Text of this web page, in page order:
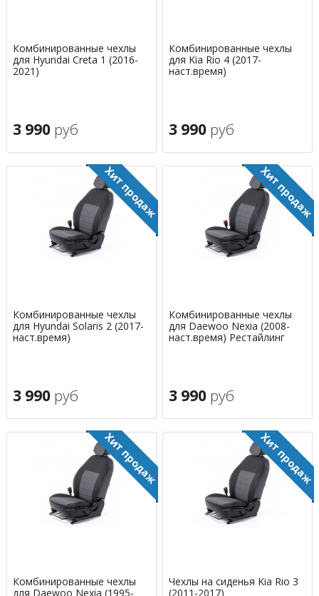
Комбинированные чехлы
для Hyundai Creta 1 (2016-
2021)
3 990 руб
Комбинированные чехлы
для Kia Rio 4 (2017-
наст.время)
3 990 руб
Комбинированные чехлы
для Hyundai Solaris 2 (2017-
наст.время)
3 990 руб
Комбинированные чехлы
для Daewoo Nexia (2008-
наст.время) Рестайлинг
3 990 руб
Комбинированные чехлы
для Daewoo Nexia (1995-
Чехлы на сиденья Kia Rio 3
(2011-2017)